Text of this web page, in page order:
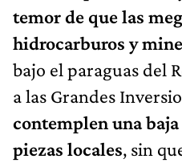
temor de que las
hidrocarburos y
bajo el paraguas del
a las Grandes
contemplen una
piezas locales, sin